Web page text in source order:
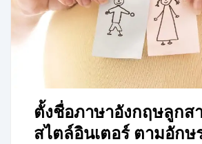
ตั้งชื่อภาษาอังกฤษลูกส
สไตล์อินเตอร์ ตามอักษ